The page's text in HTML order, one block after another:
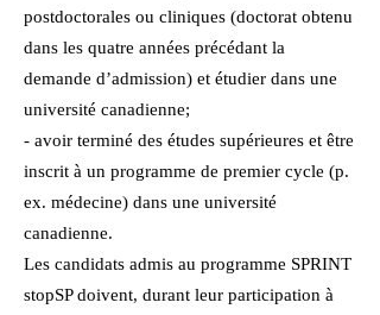
postdoctorales ou cliniques (doctorat obtenu
dans les quatre années précédant la
demande d’admission) et étudier dans une
université canadienne;
- avoir terminé des études supérieures et être
inscrit à un programme de premier cycle (p.
ex. médecine) dans une université
canadienne.
Les candidats admis au programme SPRINT
stopSP doivent, durant leur participation à